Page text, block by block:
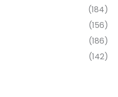
(184)
(156)
(186)
(142)